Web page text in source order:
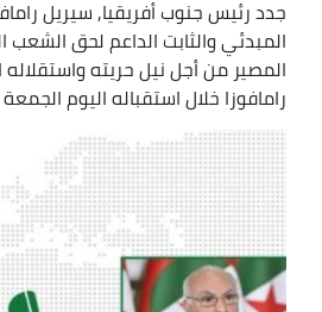
جدد رئيس جنوب أفريقيا, سيريل
المبدئي والثابت الداعم لحق الشعب
المصير من أجل نيل حريته واستقلاله
رامافوزا خلال استقباله اليوم الجمعة ...